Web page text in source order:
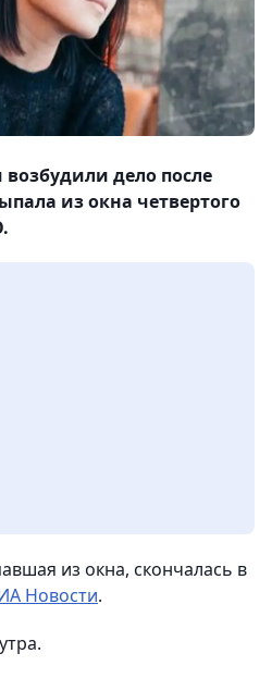
возбудили дело после
из окна четвертого
из окна, скончалась в
Новости.